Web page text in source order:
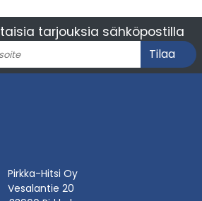
tarjouksia sähköpostilla
Tilaa
Pirkka-Hitsi Oy
Vesalantie 20